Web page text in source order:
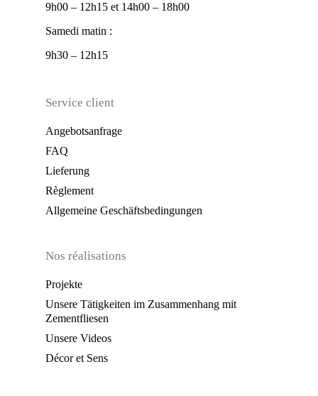
9h00 – 12h15 et 14h00 – 18h00
Samedi matin :
9h30 – 12h15
Service client
Angebotsanfrage
FAQ
Lieferung
Règlement
Allgemeine Geschäftsbedingungen
Nos réalisations
Projekte
Unsere Tätigkeiten im Zusammenhang mit
Zementfliesen
Unsere Videos
Décor et Sens